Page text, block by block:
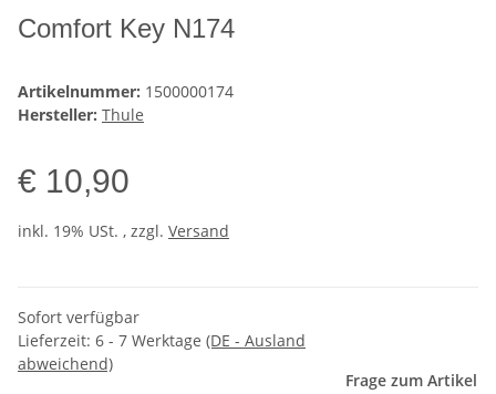
Comfort Key N174
Artikelnummer: 1500000174
Hersteller: Thule
€ 10,90
inkl. 19% USt. , zzgl. Versand
Sofort verfügbar
Lieferzeit: 6 - 7 Werktage (DE - Ausland
abweichend)
Frage zum Artikel